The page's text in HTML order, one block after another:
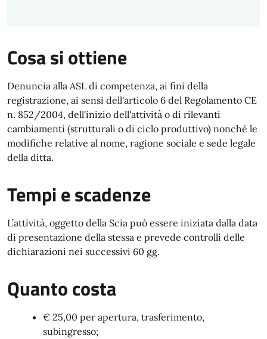
Cosa si ottiene
Denuncia alla ASL di competenza, ai fini della
registrazione, ai sensi dell'articolo 6 del Regolamento CE
n. 852/2004, dell'inizio dell'attività o di rilevanti
cambiamenti (strutturali o di ciclo produttivo) nonché le
modifiche relative al nome, ragione sociale e sede legale
della ditta.
Tempi e scadenze
L’attività, oggetto della Scia può essere iniziata dalla data
di presentazione della stessa e prevede controlli delle
dichiarazioni nei successivi 60 gg.
Quanto costa
€ 25,00 per apertura, trasferimento,
subingresso;